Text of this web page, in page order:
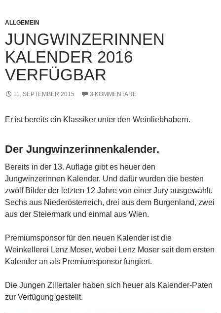
ALLGEMEIN
JUNGWINZERINNEN
KALENDER 2016
VERFÜGBAR
11. SEPTEMBER 2015 3 KOMMENTARE
Er ist bereits ein Klassiker unter den Weinliebhabern.
Der Jungwinzerinnenkalender.
Bereits in der 13. Auflage gibt es heuer den
Jungwinzerinnen Kalender. Und dafür wurden die besten
zwölf Bilder der letzten 12 Jahre von einer Jury ausgewählt.
Sechs aus Niederösterreich, drei aus dem Burgenland, zwei
aus der Steiermark und einmal aus Wien.
Premiumsponsor für den neuen Kalender ist die
Weinkellerei Lenz Moser, wobei Lenz Moser seit dem ersten
Kalender an als Premiumsponsor fungiert.
Die Jungen Zillertaler haben sich heuer als Kalender-Paten
zur Verfügung gestellt.